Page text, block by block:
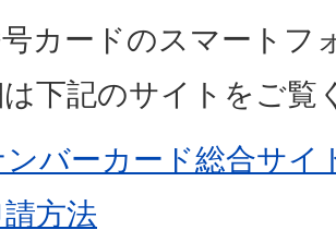
カードのスマートフ
下記のサイトをご覧
ンバーカード総合サ
方法